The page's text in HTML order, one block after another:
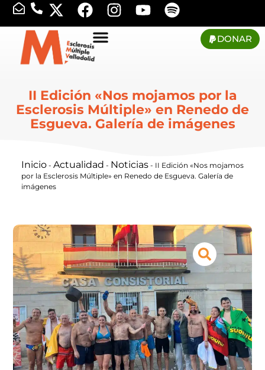
DONAR
II Edición «Nos mojamos por la
Esclerosis Múltiple» en Renedo de
Esgueva. Galería de imágenes
Inicio- Actualidad - Noticias- II Edición «Nos mojamos
por la Esclerosis Múltiple» en Renedo de Esgueva. Galería de
imágenes